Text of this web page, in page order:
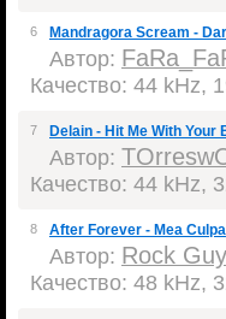
6 Mandragora Scream -
Автор:
Качество: 44 kHz,
7 Delain - Hit Me With Your
Автор:
Качество: 44 kHz,
8 After Forever - Mea Culpa
Автор: Rock Guy
Качество: 48 kHz,